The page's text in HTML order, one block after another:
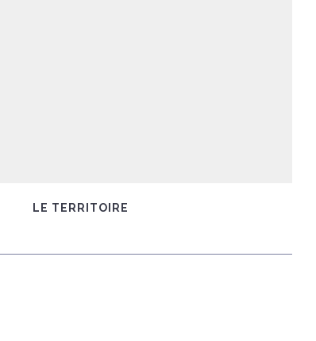
LE TERRITOIRE